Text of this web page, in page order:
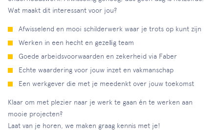
Wat maakt dit interessant voor jou?
Afwisselend en mooi schilderwerk waar je trots op kunt zijn
Werken in een hecht en gezellig team
Goede arbeidsvoorwaarden en zekerheid via Faber
Echte waardering voor jouw inzet en vakmanschap
Een werkgever die met je meedenkt over jouw toekomst
Klaar om met plezier naar je werk te gaan én te werken aan
mooie projecten?
Laat van je horen, we maken graag kennis met je!